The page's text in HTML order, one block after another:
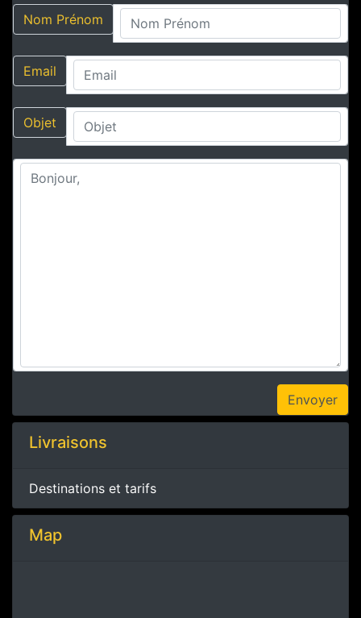
Nom Prénom
Email
Objet
Livraisons
Destinations et tarifs
Map